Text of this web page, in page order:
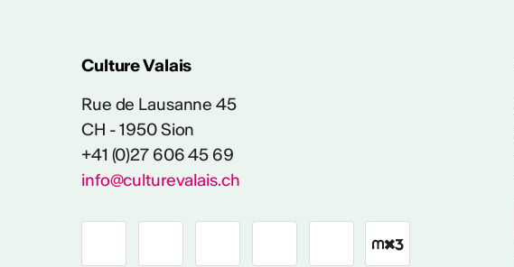
Culture Valais
Rue de Lausanne 45
CH - 1950 Sion
+41 (0)27 606 45 69
info@culturevalais.ch